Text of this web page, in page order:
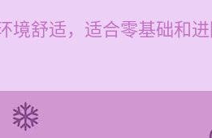
舒适，适合零基础和